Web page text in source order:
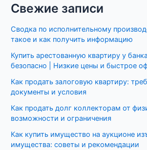
Свежие записи
Сводка по исполнительному
такое и как получить информацию
Купить арестованную квартиру у
безопасно | Низкие цены и быстрое
Как продать залоговую квартиру:
документы и условия
Как продать долг коллекторам от
возможности и ограничения
Как купить имущество на аукционе
имущества: советы и рекомендации